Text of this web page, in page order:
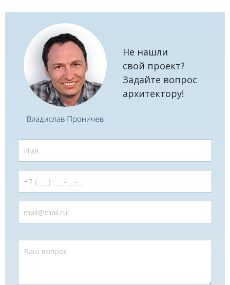
Не нашли
свой проект?
Задайте вопрос
архитектору!